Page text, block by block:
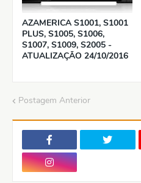
AZAMERICA S1001, S1001
PLUS, S1005, S1006,
S1007, S1009, S2005 -
ATUALIZAÇÃO 24/10/2016
Postagem Anterior